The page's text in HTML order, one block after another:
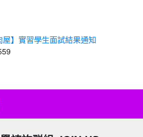
屋】實習學生面試結果通知